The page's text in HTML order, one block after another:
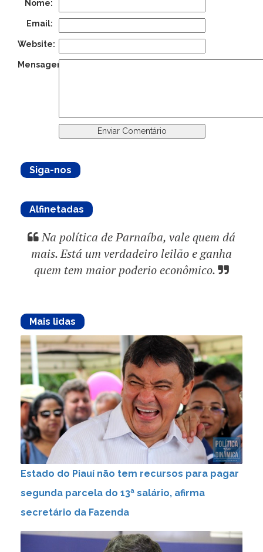
Nome:
Email:
Website:
Mensagem:
Siga-nos
Alfinetadas
Na política de Parnaíba, vale quem dá
mais. Está um verdadeiro leilão e ganha
quem tem maior poderio econômico.
Mais lidas
Estado do Piauí não tem recursos para pagar
segunda parcela do 13ª salário, afirma
secretário da Fazenda